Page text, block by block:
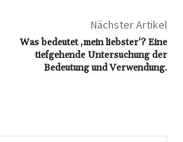
Nächster Artikel
Was bedeutet ‚mein liebster‘? Eine
tiefgehende Untersuchung der
Bedeutung und Verwendung.